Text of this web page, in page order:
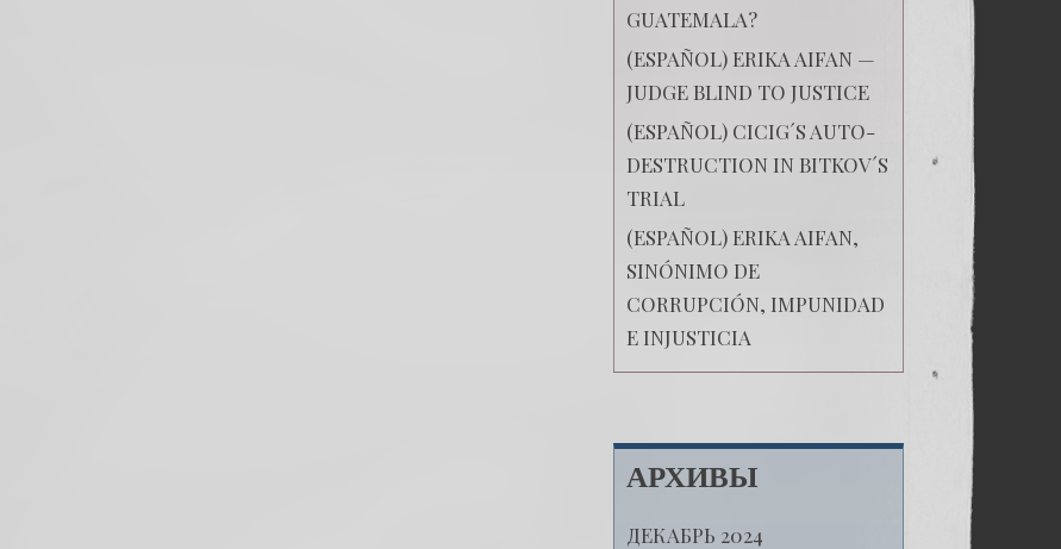
GUATEMALA?
(ESPAÑOL) ERIKA AIFAN —
JUDGE BLIND TO JUSTICE
(ESPAÑOL) CICIG´S AUTO-
DESTRUCTION IN BITKOV´S
TRIAL
(ESPAÑOL) ERIKA AIFAN,
SINÓNIMO DE
CORRUPCIÓN, IMPUNIDAD
E INJUSTICIA
АРХИВЫ
ДЕКАБРЬ 2024